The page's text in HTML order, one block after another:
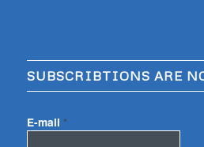
SUBSCRIBTIONS ARE
E-mail *